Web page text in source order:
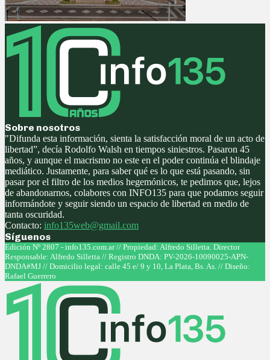
Sobre nosotros
"Difunda esta información, sienta la satisfacción moral de un acto de
libertad”, decía Rodolfo Walsh en tiempos siniestros. Pasaron 45
años, y aunque el macrismo no este en el poder continúa el blindaje
mediático. Justamente, para saber qué es lo que está pasando, sin
pasar por el filtro de los medios hegemónicos, te pedimos que, lejos
de abandonarnos, colabores con INFO135 para que podamos seguir
informándote y seguir siendo un espacio de libertad en medio de
tanta oscuridad.
Contacto: info135web@gmail.com
Síguenos
Facebook
Twitter
Instagram
Youtube
Edición Nº 2807 - info135.com.ar // Propiedad: Alfredo Silletta. Director
Responsable: Alfredo Silletta // Registro DNDA: PV-2026-10090025-APN-
DNDA#MJ // Domicilio legal: calle 45 e/ 9 y 10, La Plata, Bs. As. // Diseño:
Rafael Guerrero